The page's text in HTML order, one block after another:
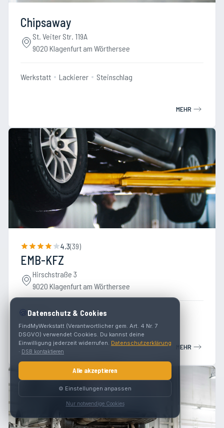
Chipsaway
St. Veiter Str. 119A
9020 Klagenfurt am Wörthersee
Werkstatt Lackierer Steinschlag
MEHR
4.3(39)
EMB-KFZ
Hirschstraße 3
9020 Klagenfurt am Wörthersee
Werkstatt
MEHR
🍪Datenschutz & Cookies
FindMyWerkstatt (Verantwortlicher gem. Art. 4 Nr. 7
DSGVO) verwendet Cookies. Du kannst deine
Einwilligung jederzeit widerrufen. Datenschutzerklärung
· DSB kontaktieren
Alle akzeptieren
⚙️ Einstellungen anpassen
Nur notwendige Cookies